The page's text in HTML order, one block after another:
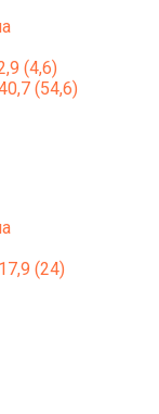
(4,6)
(54,6)
(24)